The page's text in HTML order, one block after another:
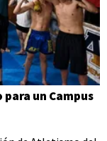
un Campus